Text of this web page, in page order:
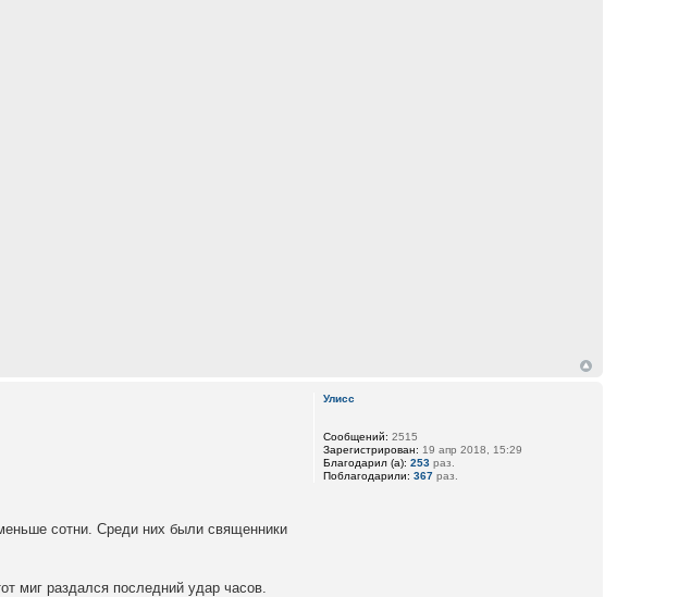
сотни. Среди них были священники
миг раздался последний удар часов.
Улисс
Сообщений: 2515
Зарегистрирован: 19 апр 2018, 15:29
Благодарил (а): 253раз.
Поблагодарили: 367раз.